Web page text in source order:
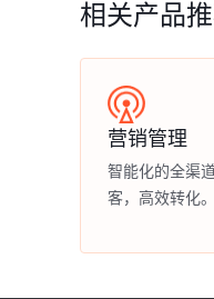
相关产品
营销管理
智能化的全渠
客，高效转化。